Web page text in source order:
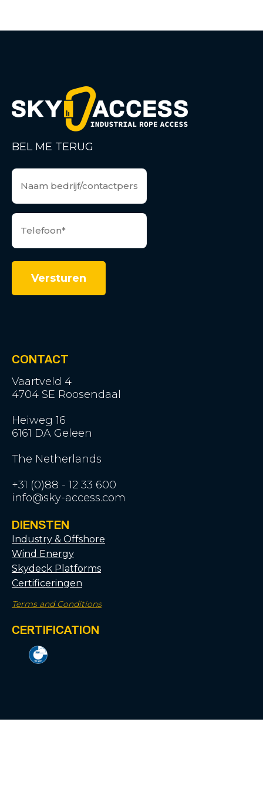
BEL ME TERUG
CONTACT
Vaartveld 4
4704 SE Roosendaal
Heiweg 16
6161 DA Geleen
The Netherlands
+31 (0)88 - 12 33 600
info@sky-access.com
DIENSTEN
Industry & Offshore
Wind Energy
Skydeck Platforms
Certificeringen
Terms and Conditions
CERTIFICATION